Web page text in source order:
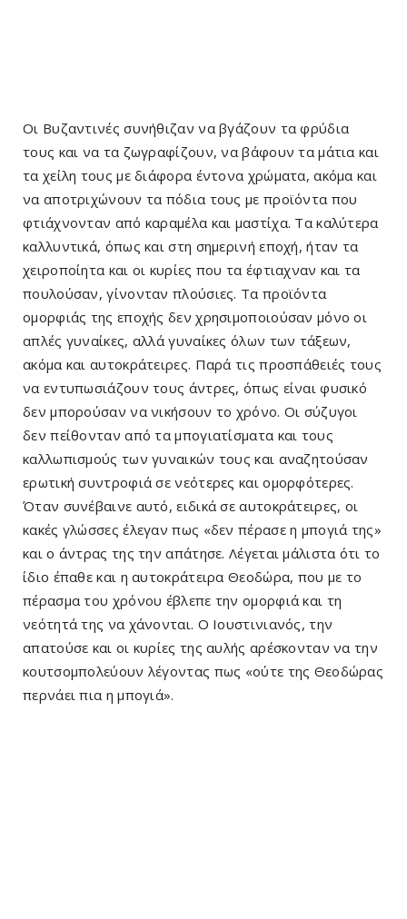
Οι Βυζαντινές συνήθιζαν να βγάζουν τα φρύδια
τους και να τα ζωγραφίζουν, να βάφουν τα μάτια και
τα χείλη τους με διάφορα έντονα χρώματα, ακόμα και
να αποτριχώνουν τα πόδια τους με προϊόντα που
φτιάχνονταν από καραμέλα και μαστίχα. Τα καλύτερα
καλλυντικά, όπως και στη σημερινή εποχή, ήταν τα
χειροποίητα και οι κυρίες που τα έφτιαχναν και τα
πουλούσαν, γίνονταν πλούσιες. Τα προϊόντα
ομορφιάς της εποχής δεν χρησιμοποιούσαν μόνο οι
απλές γυναίκες, αλλά γυναίκες όλων των τάξεων,
ακόμα και αυτοκράτειρες. Παρά τις προσπάθειές τους
να εντυπωσιάζουν τους άντρες, όπως είναι φυσικό
δεν μπορούσαν να νικήσουν το χρόνο. Οι σύζυγοι
δεν πείθονταν από τα μπογιατίσματα και τους
καλλωπισμούς των γυναικών τους και αναζητούσαν
ερωτική συντροφιά σε νεότερες και ομορφότερες.
Όταν συνέβαινε αυτό, ειδικά σε αυτοκράτειρες, οι
κακές γλώσσες έλεγαν πως «δεν πέρασε η μπογιά της»
και ο άντρας της την απάτησε. Λέγεται μάλιστα ότι το
ίδιο έπαθε και η αυτοκράτειρα Θεοδώρα, που με το
πέρασμα του χρόνου έβλεπε την ομορφιά και τη
νεότητά της να χάνονται. Ο Ιουστινιανός, την
απατούσε και οι κυρίες της αυλής αρέσκονταν να την
κουτσομπολεύουν λέγοντας πως «ούτε της Θεοδώρας
περνάει πια η μπογιά».